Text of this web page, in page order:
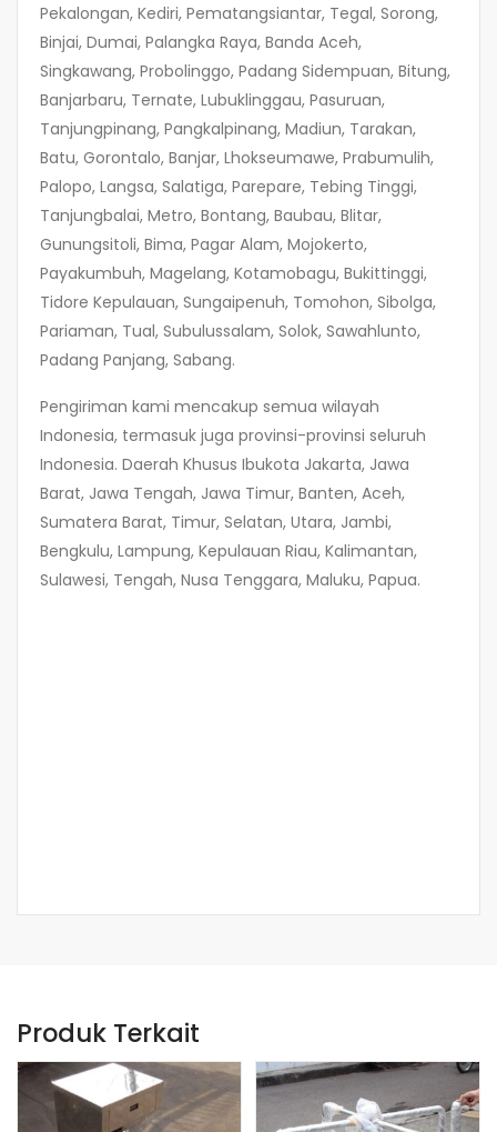
Pekalongan, Kediri, Pematangsiantar, Tegal, Sorong,
Binjai, Dumai, Palangka Raya, Banda Aceh,
Singkawang, Probolinggo, Padang Sidempuan, Bitung,
Banjarbaru, Ternate, Lubuklinggau, Pasuruan,
Tanjungpinang, Pangkalpinang, Madiun, Tarakan,
Batu, Gorontalo, Banjar, Lhokseumawe, Prabumulih,
Palopo, Langsa, Salatiga, Parepare, Tebing Tinggi,
Tanjungbalai, Metro, Bontang, Baubau, Blitar,
Gunungsitoli, Bima, Pagar Alam, Mojokerto,
Payakumbuh, Magelang, Kotamobagu, Bukittinggi,
Tidore Kepulauan, Sungaipenuh, Tomohon, Sibolga,
Pariaman, Tual, Subulussalam, Solok, Sawahlunto,
Padang Panjang, Sabang.
Pengiriman kami mencakup semua wilayah
Indonesia, termasuk juga provinsi-provinsi seluruh
Indonesia. Daerah Khusus Ibukota Jakarta, Jawa
Barat, Jawa Tengah, Jawa Timur, Banten, Aceh,
Sumatera Barat, Timur, Selatan, Utara, Jambi,
Bengkulu, Lampung, Kepulauan Riau, Kalimantan,
Sulawesi, Tengah, Nusa Tenggara, Maluku, Papua.
Produk Terkait